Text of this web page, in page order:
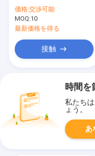
び 3.0 カスタマイズさ
れた形状
価格:交渉可能
MOQ:10
最新価格を得る
接触
時間を
私たち
ょう。
あ